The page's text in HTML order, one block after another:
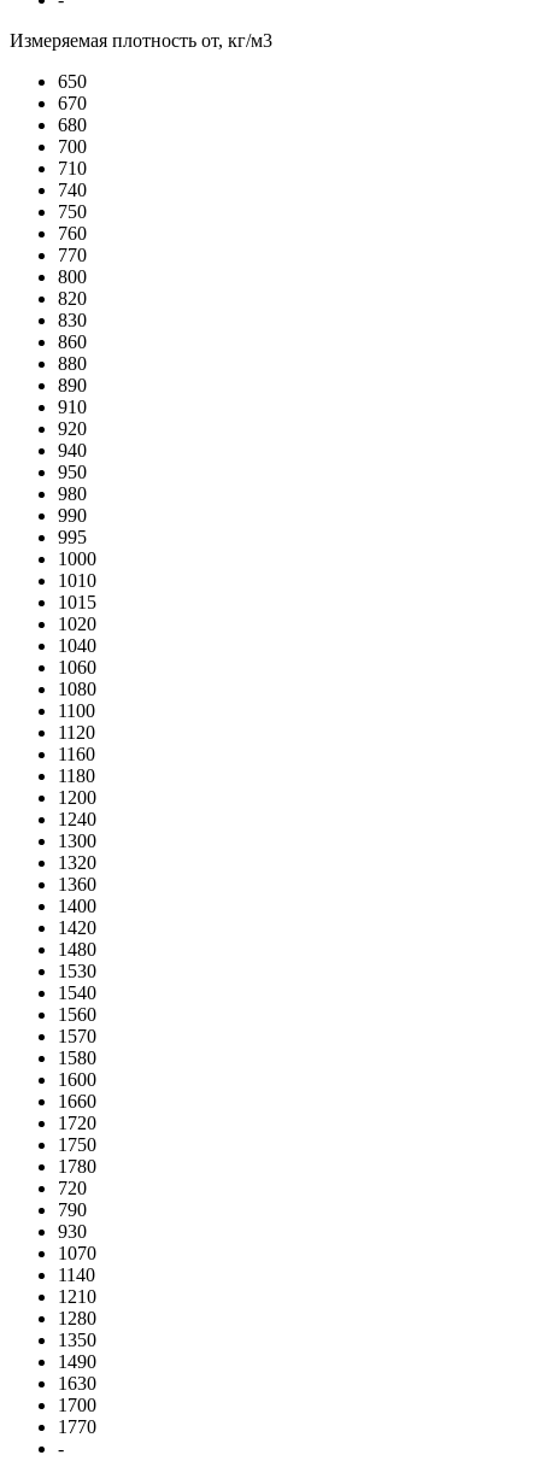
Измеряемая плотность от, кг/м3
650
670
680
700
710
740
750
760
770
800
820
830
860
880
890
910
920
940
950
980
990
995
1000
1010
1015
1020
1040
1060
1080
1100
1120
1160
1180
1200
1240
1300
1320
1360
1400
1420
1480
1530
1540
1560
1570
1580
1600
1660
1720
1750
1780
720
790
930
1070
1140
1210
1280
1350
1490
1630
1700
1770
-